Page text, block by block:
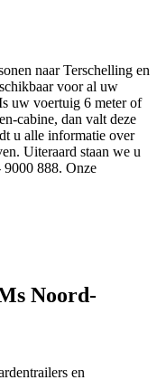
naar Terschelling en
voor al uw
uw voertuig 6 meter of
cabine, dan valt deze
u alle informatie over
Uiteraard staan we u
888. Onze
Noord-
en